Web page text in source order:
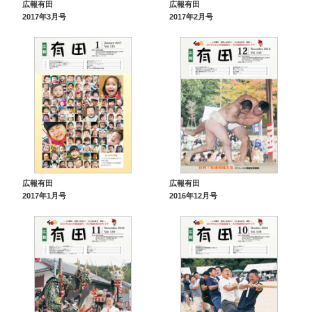
広報有田
2017年3月号
広報有田
2017年2月号
広報有田
2017年1月号
広報有田
2016年12月号